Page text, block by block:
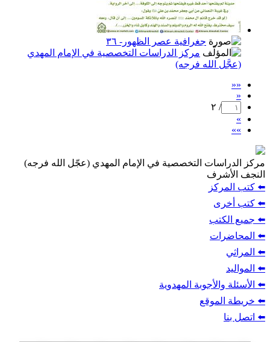
جغرافية عصر الظهور- ٣٦
مركز الدراسات التخصصية في الإمام المهدي
(عجَّل الله فرجه)
««
«
/ ٢
»
»»
مركز الدراسات التخصصية في الإمام المهدي (عجّل الله فرجه)
النجف الأشرف
⬅️ كتب المركز
⬅️ كتب أخرى
⬅️ جميع الكتب
⬅️ المحاضرات
⬅️ المراثي
⬅️ المواليد
⬅️ الأسئلة والأجوبة المهدوية
⬅️ خريطة الموقع
⬅️ اتصل بنا